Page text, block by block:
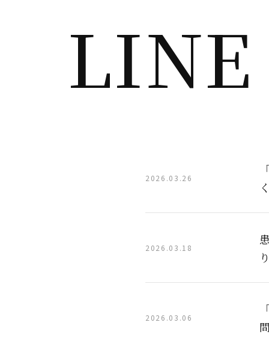
LINE
2026.03.26
2026.03.18
2026.03.06